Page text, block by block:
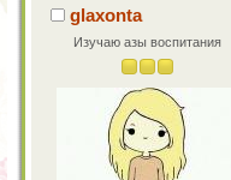
glaxonta
Изучаю азы воспитания